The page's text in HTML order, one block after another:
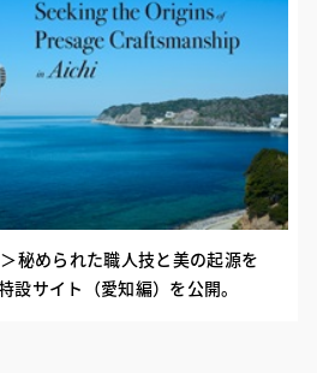
秘められた職人技と美の起源を
設サイト（愛知編）を公開。